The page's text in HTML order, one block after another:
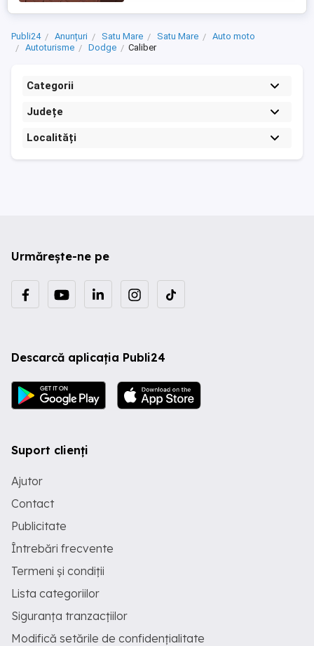
Publi24 Anunțuri Satu Mare Satu Mare
Auto moto
Autoturisme
Dodge Caliber
Categorii
Județe
Localități
Urmărește-ne pe
Descarcă aplicația Publi24
Suport clienți
Ajutor
Contact
Publicitate
Întrebări frecvente
Termeni și condiții
Lista categoriilor
Siguranța tranzacțiilor
Modifică setările de confidențialitate